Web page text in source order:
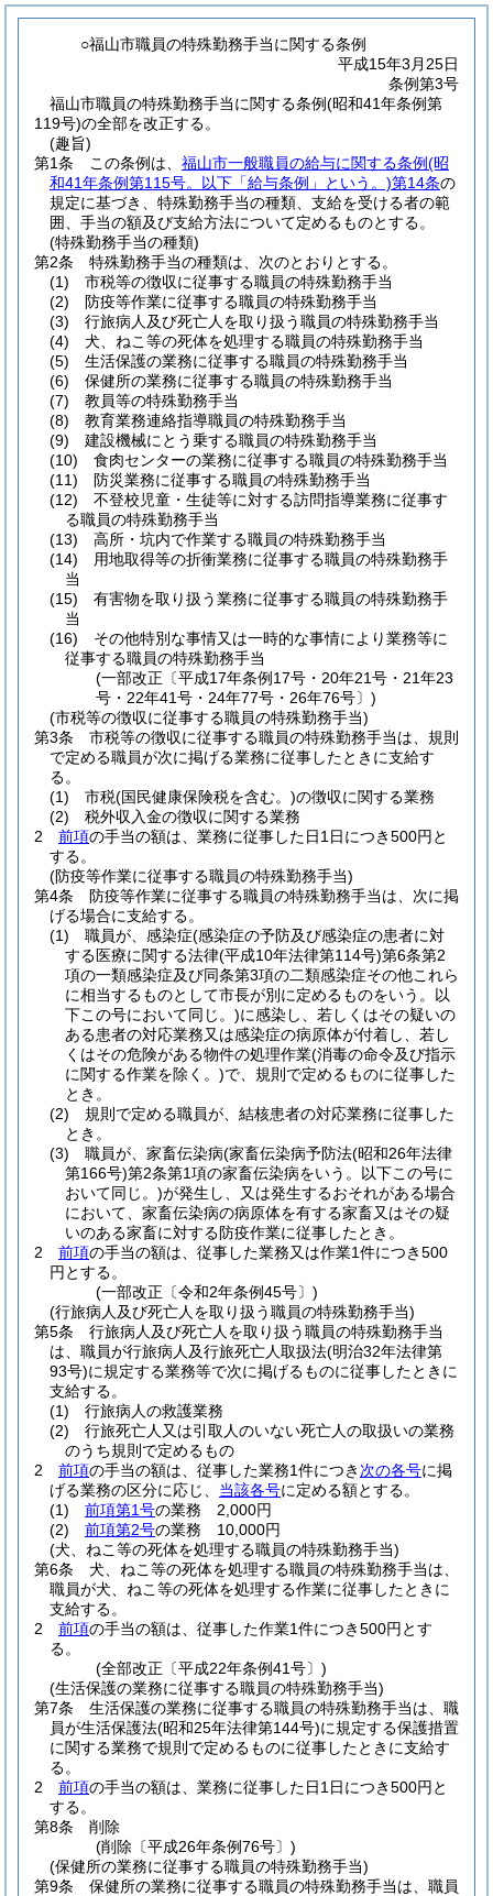
○福山市職員の特殊勤務手当に関する条例
平成15年3月25日
条例第3号
福山市職員の特殊勤務手当に関する条例(昭和41年条例第
119号)の全部を改正する。
(趣旨)
第1条
この条例は、 福山市一般職員の給与に関する条例(昭
和41年条例第115号。以下「給与条例」という。)第14条の
規定に基づき、特殊勤務手当の種類、支給を受ける者の範
囲、手当の額及び支給方法について定めるものとする。
(特殊勤務手当の種類)
第2条
特殊勤務手当の種類は、次のとおりとする。
(1)
市税等の徴収に従事する職員の特殊勤務手当
(2)
防疫等作業に従事する職員の特殊勤務手当
(3)
行旅病人及び死亡人を取り扱う職員の特殊勤務手当
(4)
犬、ねこ等の死体を処理する職員の特殊勤務手当
(5)
生活保護の業務に従事する職員の特殊勤務手当
(6)
保健所の業務に従事する職員の特殊勤務手当
(7)
教員等の特殊勤務手当
(8)
教育業務連絡指導職員の特殊勤務手当
(9)
建設機械にとう乗する職員の特殊勤務手当
(10)
食肉センターの業務に従事する職員の特殊勤務手当
(11)
防災業務に従事する職員の特殊勤務手当
(12)
不登校児童・生徒等に対する訪問指導業務に従事す
る職員の特殊勤務手当
(13)
高所・坑内で作業する職員の特殊勤務手当
(14)
用地取得等の折衝業務に従事する職員の特殊勤務手
当
(15)
有害物を取り扱う業務に従事する職員の特殊勤務手
当
(16)
その他特別な事情又は一時的な事情により業務等に
従事する職員の特殊勤務手当
(一部改正〔平成17年条例17号・20年21号・21年23
号・22年41号・24年77号・26年76号〕)
(市税等の徴収に従事する職員の特殊勤務手当)
第3条
市税等の徴収に従事する職員の特殊勤務手当は、規則
で定める職員が次に掲げる業務に従事したときに支給す
る。
(1)
市税(国民健康保険税を含む。)の徴収に関する業務
(2)
税外収入金の徴収に関する業務
2
前項の手当の額は、業務に従事した日1日につき500円と
する。
(防疫等作業に従事する職員の特殊勤務手当)
第4条
防疫等作業に従事する職員の特殊勤務手当は、次に掲
げる場合に支給する。
(1)
職員が、感染症(感染症の予防及び感染症の患者に対
する医療に関する法律(平成10年法律第114号)第6条第2
項の一類感染症及び同条第3項の二類感染症その他これら
に相当するものとして市長が別に定めるものをいう。以
下この号において同じ。)に感染し、若しくはその疑いの
ある患者の対応業務又は感染症の病原体が付着し、若し
くはその危険がある物件の処理作業(消毒の命令及び指示
に関する作業を除く。)で、規則で定めるものに従事した
とき。
(2)
規則で定める職員が、結核患者の対応業務に従事した
とき。
(3)
職員が、家畜伝染病(家畜伝染病予防法(昭和26年法律
第166号)第2条第1項の家畜伝染病をいう。以下この号に
おいて同じ。)が発生し、又は発生するおそれがある場合
において、家畜伝染病の病原体を有する家畜又はその疑
いのある家畜に対する防疫作業に従事したとき。
2
前項の手当の額は、従事した業務又は作業1件につき500
円とする。
(一部改正〔令和2年条例45号〕)
(行旅病人及び死亡人を取り扱う職員の特殊勤務手当)
第5条
行旅病人及び死亡人を取り扱う職員の特殊勤務手当
は、職員が行旅病人及行旅死亡人取扱法(明治32年法律第
93号)に規定する業務等で次に掲げるものに従事したときに
支給する。
(1)
行旅病人の救護業務
(2)
行旅死亡人又は引取人のいない死亡人の取扱いの業務
のうち規則で定めるもの
2
前項の手当の額は、従事した業務1件につき 次の各号に掲
げる業務の区分に応じ、 当該各号に定める額とする。
(1)
前項第1号の業務 2,000円
(2)
前項第2号の業務 10,000円
(犬、ねこ等の死体を処理する職員の特殊勤務手当)
第6条
犬、ねこ等の死体を処理する職員の特殊勤務手当は、
職員が犬、ねこ等の死体を処理する作業に従事したときに
支給する。
2
前項の手当の額は、従事した作業1件につき500円とす
る。
(全部改正〔平成22年条例41号〕)
(生活保護の業務に従事する職員の特殊勤務手当)
第7条
生活保護の業務に従事する職員の特殊勤務手当は、職
員が生活保護法(昭和25年法律第144号)に規定する保護措置
に関する業務で規則で定めるものに従事したときに支給す
る。
2
前項の手当の額は、業務に従事した日1日につき500円と
する。
第8条
削除
(削除〔平成26年条例76号〕)
(保健所の業務に従事する職員の特殊勤務手当)
第9条
保健所の業務に従事する職員の特殊勤務手当は、職員